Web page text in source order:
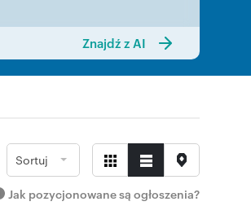
Znajdź z AI
Sortuj
Jak pozycjonowane są ogłoszenia?